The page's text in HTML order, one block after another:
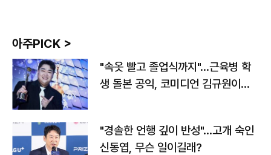
아주PICK >
"속옷 빨고 졸업식까지"…근육병 학
생 돌본 공익, 코미디언 김규원이었
"경솔한 언행 깊이 반성"…고개 숙인
신동엽, 무슨 일이길래?